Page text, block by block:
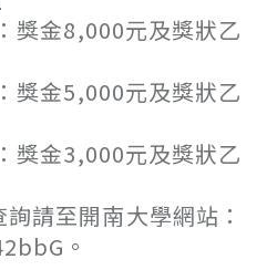
金8,000元及獎狀乙
金5,000元及獎狀乙
金3,000元及獎狀乙
請至開南大學網站：
。